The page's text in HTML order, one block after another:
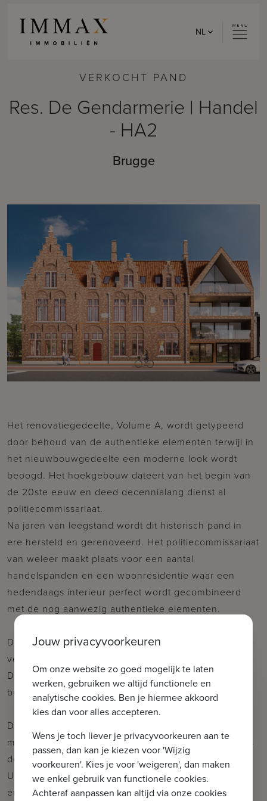
NL
VERKOCHT PAND
Res. De Gendarmerie | Handel
- HA2
Brugge
Het renovatiegedeelte, Volume A, wordt getypeerd
door behoud van de authentieke elementen terwijl in
het nieuwbouwgedeelte een moderne look wordt
beoogd. Het hoekgebouw dateert van het begin van
de 20ste eeuw en deed decennialang dienst al
politiecommissariaat.
Na jaren van leegstand wordt dit historisch pand in
ere hersteld en gerenoveerd. Het politiecommissariaat
van weleer maakt plaats voor een aantal
handelspanden en een woonresidentie waar een
hedendaags interieur perfect wordt gecombineerd
met de nog aanwezig authentieke elementen.
De handelsruimte HA2 is gelegen op de gelijkvloerse
verdieping, in het midden van het gebouw.
Deze heeft een oppervlakte van 108,63 m², een
buitenruimte vooraan aan de vaart van 11,72 m².
De handelspanden worden casco verkocht, op deze
manier kunt u de ruimte volledig zelf indelen volgens
de bestemming.
U heeft de mogelijkheid om een privatieve berging
en/of staanplaats in de ondergrondse garage bij te
Jouw privacyvoorkeuren
Om onze website zo goed mogelijk te laten
werken, gebruiken we altijd functionele en
analytische cookies. Ben je hiermee akkoord
kies dan voor alles accepteren.
Wens je toch liever je privacyvoorkeuren aan te
passen, dan kan je kiezen voor 'Wijzig
voorkeuren'. Kies je voor 'weigeren', dan maken
we enkel gebruik van functionele cookies.
Achteraf aanpassen kan altijd via onze cookies